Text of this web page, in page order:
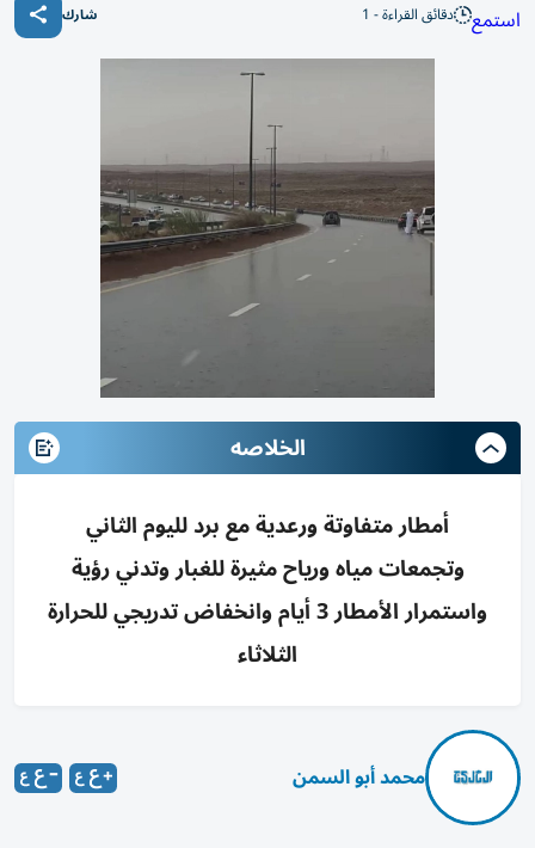
استمع دقائق القراءة - 1 شارك
الخلاصه
أمطار متفاوتة ورعدية مع برد لليوم الثاني
وتجمعات مياه ورياح مثيرة للغبار وتدني رؤية
واستمرار الأمطار 3 أيام وانخفاض تدريجي للحرارة
الثلاثاء
محمد أبو السمن